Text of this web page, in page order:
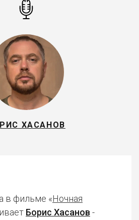
ХАСАНОВ
в фильме «Ночная
Борис Хасанов -